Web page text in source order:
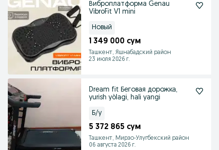
Виброплатформа Genau
VibroFit V1 mini
Новый
1 349 000 сум
Ташкент, Яшнабадский район
23 июля 2026 г.
Dream fit Беговая дорожка,
yurish yòlagi, hali yangi
Б/у
5 372 865 сум
Ташкент, Мирзо-Улугбекский район
06 августа 2026 г.